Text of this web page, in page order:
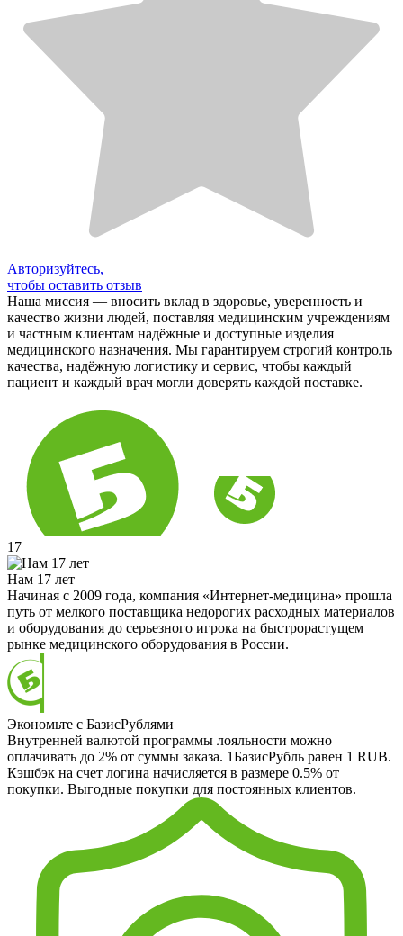
Авторизуйтесь,
чтобы оставить отзыв
Наша миссия — вносить вклад в здоровье, уверенность и
качество жизни людей, поставляя медицинским учреждениям
и частным клиентам надёжные и доступные изделия
медицинского назначения. Мы гарантируем строгий контроль
качества, надёжную логистику и сервис, чтобы каждый
пациент и каждый врач могли доверять каждой поставке.
17
Нам 17 лет
Начиная с 2009 года, компания «Интернет-медицина» прошла
путь от мелкого поставщика недорогих расходных материалов
и оборудования до серьезного игрока на быстрорастущем
рынке медицинского оборудования в России.
Экономьте с БазисРублями
Внутренней валютой программы лояльности можно
оплачивать до 2% от суммы заказа. 1БазисРубль равен 1 RUB.
Кэшбэк на счет логина начисляется в размере 0.5% от
покупки. Выгодные покупки для постоянных клиентов.